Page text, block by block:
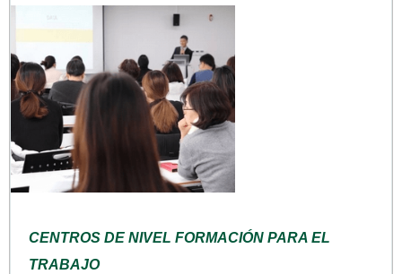
CENTROS DE NIVEL FORMACIÓN PARA EL
TRABAJO